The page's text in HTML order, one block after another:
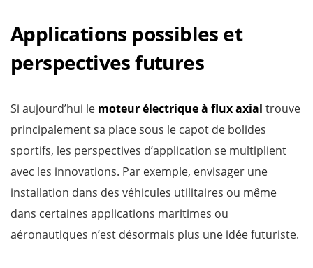
Applications possibles et
perspectives futures
Si aujourd’hui le moteur électrique à flux axial trouve
principalement sa place sous le capot de bolides
sportifs, les perspectives d’application se multiplient
avec les innovations. Par exemple, envisager une
installation dans des véhicules utilitaires ou même
dans certaines applications maritimes ou
aéronautiques n’est désormais plus une idée futuriste.